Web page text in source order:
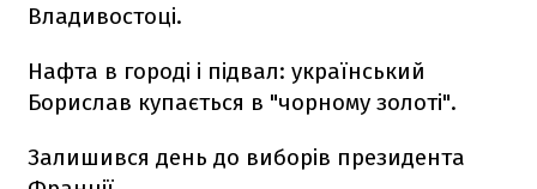
Владивостоці.
Нафта в городі і підвал: український
Борислав купається в "чорному золоті".
Залишився день до виборів президента